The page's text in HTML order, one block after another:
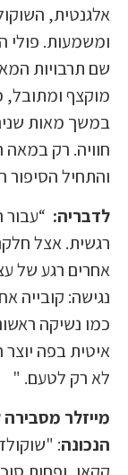
אלגנטית,
ומשמעות. פולי
שם תרבויות
מוקצף ומתובל,
במשך מאות
והתחיל הסיפור
לדבריה:
רגשית. אצל
אחרים רגע של
נגישה: קובייה
כמו נשיקה
איטית בפה יוצר
לא רק לטעם. "
מייזלר
הנכונה: